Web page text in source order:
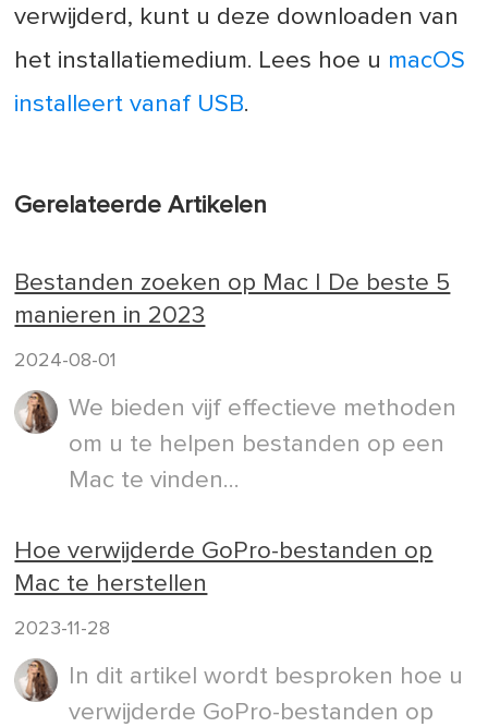
verwijderd, kunt u deze downloaden van
het installatiemedium. Lees hoe u macOS
installeert vanaf USB.
Gerelateerde Artikelen
Bestanden zoeken op Mac | De beste 5
manieren in 2023
2024-08-01
We bieden vijf effectieve methoden
om u te helpen bestanden op een
Mac te vinden...
Hoe verwijderde GoPro-bestanden op
Mac te herstellen
2023-11-28
In dit artikel wordt besproken hoe u
verwijderde GoPro-bestanden op